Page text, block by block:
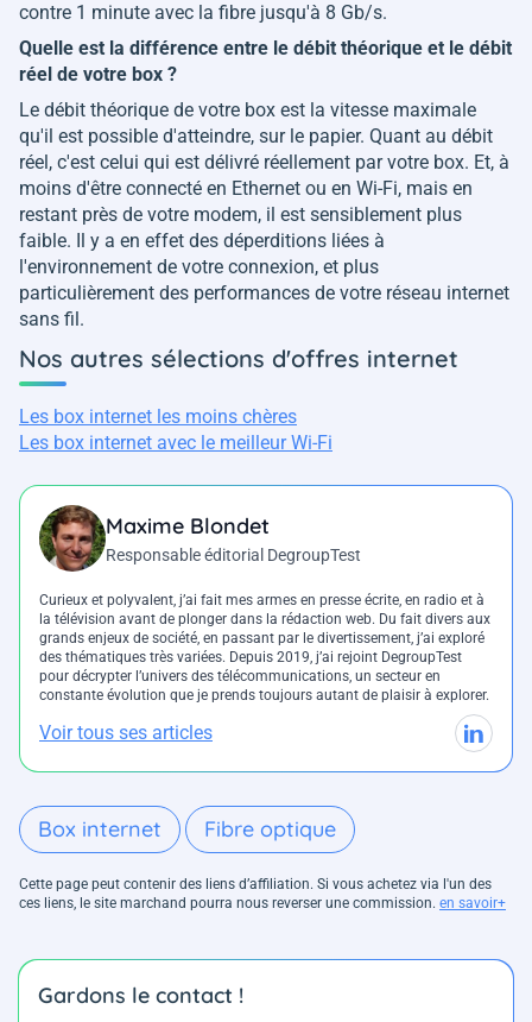
contre 1 minute avec la fibre jusqu'à 8 Gb/s.
Quelle est la différence entre le débit théorique et le débit
réel de votre box ?
Le débit théorique de votre box est la vitesse maximale
qu'il est possible d'atteindre, sur le papier. Quant au débit
réel, c'est celui qui est délivré réellement par votre box. Et, à
moins d'être connecté en Ethernet ou en Wi-Fi, mais en
restant près de votre modem, il est sensiblement plus
faible. Il y a en effet des déperditions liées à
l'environnement de votre connexion, et plus
particulièrement des performances de votre réseau internet
sans fil.
Nos autres sélections d'offres internet
Les box internet les moins chères
Les box internet avec le meilleur Wi-Fi
Maxime Blondet
Responsable éditorial DegroupTest
Curieux et polyvalent, j’ai fait mes armes en presse écrite, en radio et à
la télévision avant de plonger dans la rédaction web. Du fait divers aux
grands enjeux de société, en passant par le divertissement, j’ai exploré
des thématiques très variées. Depuis 2019, j’ai rejoint DegroupTest
pour décrypter l’univers des télécommunications, un secteur en
constante évolution que je prends toujours autant de plaisir à explorer.
Voir tous ses articles
Box internet Fibre optique
Cette page peut contenir des liens d’affiliation. Si vous achetez via l'un des
ces liens, le site marchand pourra nous reverser une commission. en savoir+
Gardons le contact !